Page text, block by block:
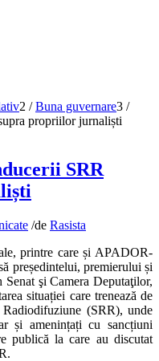
2 / Buna guvernare3 /
propriilor jurnaliști
SRR
/de Rasista
printre care și APADOR-
președintelui, premierului și
şi Camera Deputaţilor,
situației care trenează de
(SRR), unde
și amenințați cu sancțiuni
publică la care au discutat